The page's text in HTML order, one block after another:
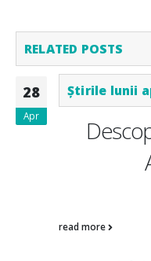
RELATED POSTS
28
Apr
Știrile lunii
read more